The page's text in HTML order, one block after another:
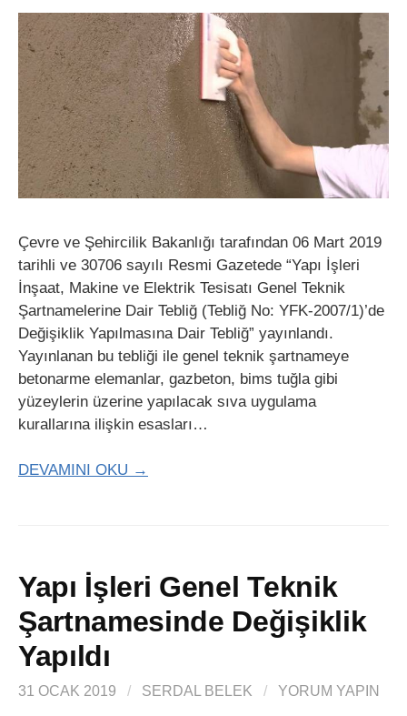
Çevre ve Şehircilik Bakanlığı tarafından 06 Mart 2019
tarihli ve 30706 sayılı Resmi Gazetede “Yapı İşleri
İnşaat, Makine ve Elektrik Tesisatı Genel Teknik
Şartnamelerine Dair Tebliğ (Tebliğ No: YFK-2007/1)’de
Değişiklik Yapılmasına Dair Tebliğ” yayınlandı.
Yayınlanan bu tebliği ile genel teknik şartnameye
betonarme elemanlar, gazbeton, bims tuğla gibi
yüzeylerin üzerine yapılacak sıva uygulama
kurallarına ilişkin esasları…
DEVAMINI OKU →
Yapı İşleri Genel Teknik
Şartnamesinde Değişiklik
Yapıldı
31 OCAK 2019 / SERDAL BELEK / YORUM YAPIN